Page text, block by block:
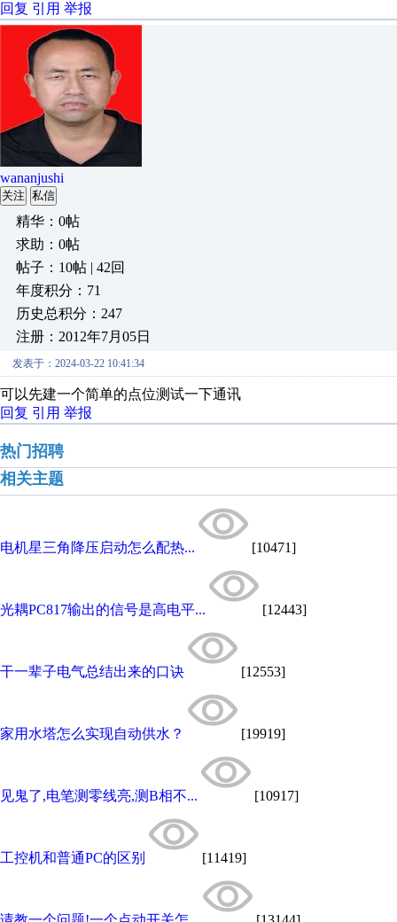
回复 引用 举报
wananjushi
关注 私信
精华：0帖
求助：0帖
帖子：10帖 | 42回
年度积分：71
历史总积分：247
注册：2012年7月05日
发表于：2024-03-22 10:41:34
可以先建一个简单的点位测试一下通讯
回复 引用 举报
热门招聘
相关主题
电机星三角降压启动怎么配热... [10471]
光耦PC817输出的信号是高电平... [12443]
干一辈子电气总结出来的口诀 [12553]
家用水塔怎么实现自动供水？ [19919]
见鬼了,电笔测零线亮,测B相不... [10917]
工控机和普通PC的区别 [11419]